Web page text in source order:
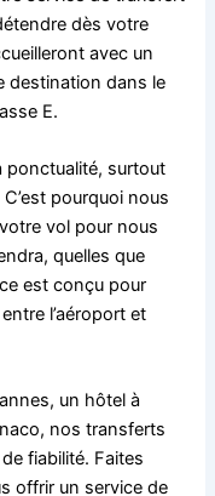
dès votre
avec un
destination dans le
E.
ponctualité, surtout
pourquoi nous
vol pour nous
quelles que
est conçu pour
l’aéroport et
un hôtel à
nos transferts
fiabilité. Faites
offrir un service de